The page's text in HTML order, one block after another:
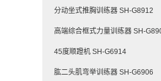
分动坐式推胸训练器 SH-G8912
高端综合框式力量训练器 SH-
45度顺蹬机 SH-G6914
肱二头肌弯举训练器 SH-G6906